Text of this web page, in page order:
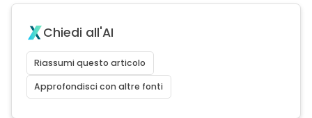
Chiedi all'AI
Riassumi questo articolo
Approfondisci con altre fonti